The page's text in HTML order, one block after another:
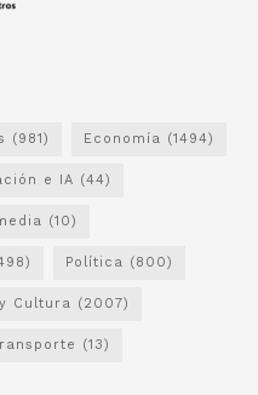
(981) Economía (1494)
e IA (44)
(10)
Política (800)
Cultura (2007)
(13)